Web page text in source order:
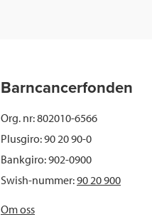
Barncancerfonden
Org. nr: 802010-6566
Plusgiro: 90 20 90-0
Bankgiro: 902-0900
Swish-nummer:90 20 900
Om oss